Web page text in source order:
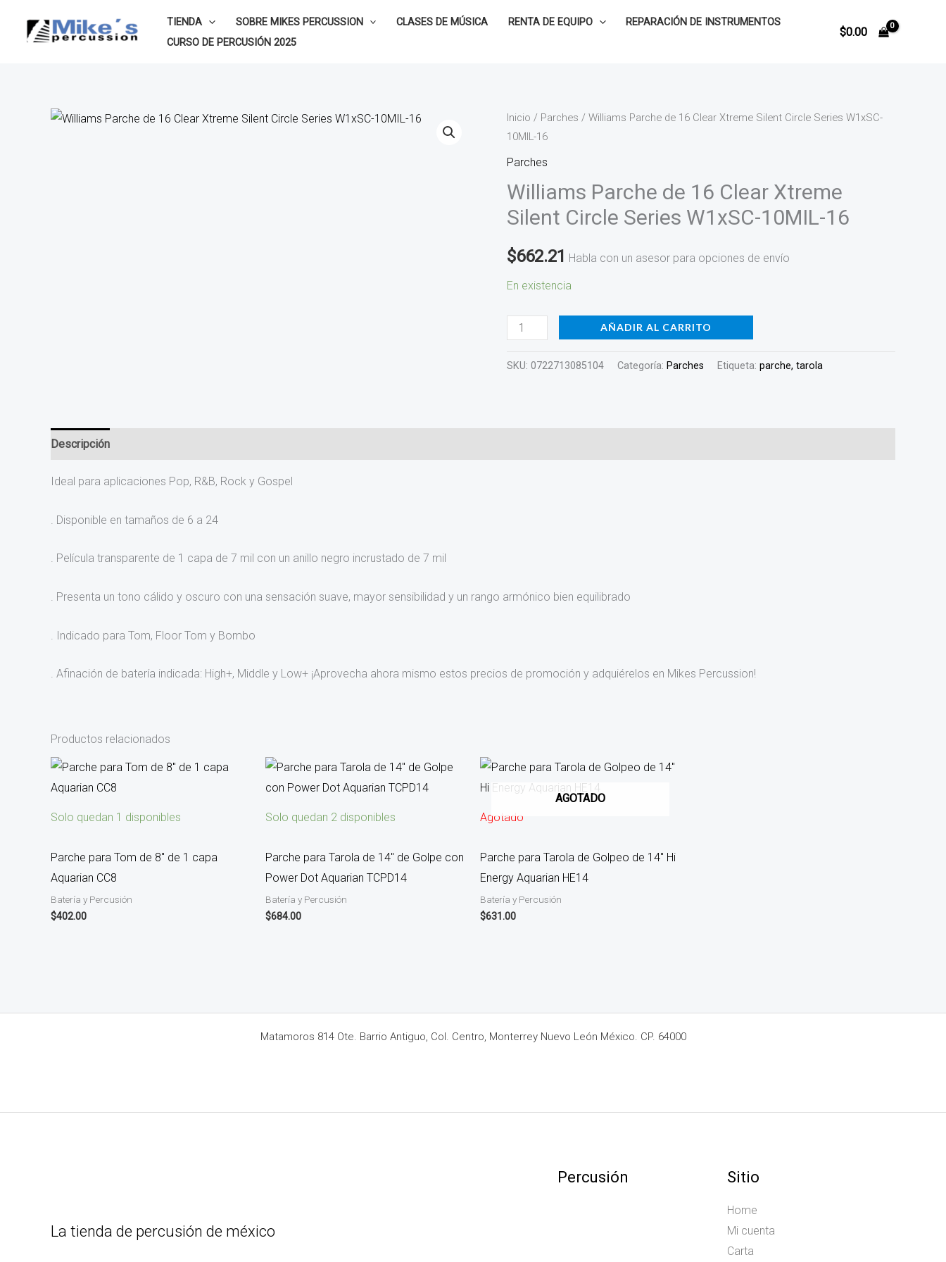
TIENDA SOBRE MIKES PERCUSSION CLASES DE MÚSICA RENTA DE EQUIPO
REPARACIÓN DE INSTRUMENTOS
CURSO DE PERCUSIÓN 2025
$0.00
Inicio / Parches / Williams Parche de 16 Clear Xtreme Silent Circle Series W1xSC-
10MIL-16
Parches
Williams Parche de 16 Clear Xtreme
Silent Circle Series W1xSC-10MIL-16
$662.21 Habla con un asesor para opciones de envío
En existencia
Williams
Parche
de
Clear
Xtreme
Circle
Series
10MIL-
16
cantidad
AÑADIR AL CARRITO
SKU: 0722713085104 Categoría: Parches Etiqueta: parche, tarola
Descripción
Ideal para aplicaciones Pop, R&B, Rock y Gospel
. Disponible en tamaños de 6 a 24
. Película transparente de 1 capa de 7 mil con un anillo negro incrustado de 7 mil
. Presenta un tono cálido y oscuro con una sensación suave, mayor sensibilidad y un rango armónico bien equilibrado
. Indicado para Tom, Floor Tom y Bombo
. Afinación de batería indicada: High+, Middle y Low+ ¡Aprovecha ahora mismo estos precios de promoción y adquiérelos en Mikes Percussion!
Productos relacionados
Solo quedan 1 disponibles
Parche para Tom de 8″ de 1 capa
Aquarian CC8
Batería y Percusión
$402.00
Solo quedan 2 disponibles
Parche para Tarola de 14″ de Golpe con
Power Dot Aquarian TCPD14
Batería y Percusión
$684.00
AGOTADO
Agotado
Parche para Tarola de Golpeo de 14″ Hi
Energy Aquarian HE14
Batería y Percusión
$631.00
Matamoros 814 Ote. Barrio Antiguo, Col. Centro, Monterrey Nuevo León México. CP. 64000
La tienda de percusión de méxico
Percusión Sitio
Home
Mi cuenta
Carta